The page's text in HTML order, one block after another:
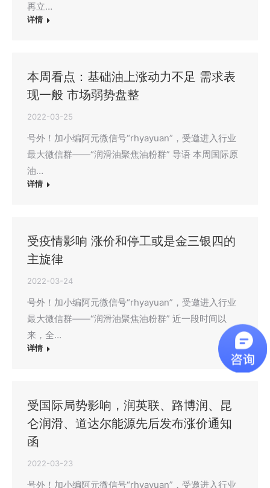
再立…
详情
本周看点：基础油上涨动力不足 需求表
现一般 市场弱势盘整
2022-03-25
号外！加小编阿元微信号“rhyayuan”，受邀进入行业
最大微信群——“润滑油聚焦油粉群” 导语 本周国际原
油…
详情
受疫情影响 涨价和停工或是金三银四的
主旋律
2022-03-24
号外！加小编阿元微信号“rhyayuan”，受邀进入行业
最大微信群——“润滑油聚焦油粉群” 近一段时间以
来，全…
详情
受国际局势影响，润英联、路博润、昆
仑润滑、道达尔能源先后发布涨价通知
函
2022-03-23
号外！加小编阿元微信号“rhyayuan”，受邀进入行业